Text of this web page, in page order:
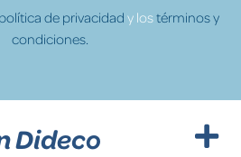
política de privacidad y lostérminos y
condiciones.
Dideco